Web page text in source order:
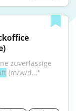
zuverlässige
(m/w/d..."